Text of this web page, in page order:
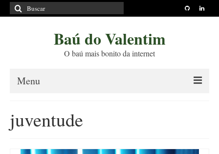
Buscar
por:
Baú do Valentim
O baú mais bonito da internet
Menu
Princípios Editoriais
Políticas e Termos
juventude